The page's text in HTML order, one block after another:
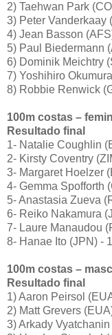
2) Taehwan Park
3) Peter Vanderkaay
4) Jean Basson
5) Paul Biedermann
6) Dominik Meichtry
7) Yoshihiro
8) Robbie Renwick
100m costas –
Resultado final
1- Natalie Coughlin
2- Kirsty Coventry
3- Margaret Hoelzer
4- Gemma Spofforth
5- Anastasia Zueva
6- Reiko Nakamura
7- Laure Manaudou
8- Hanae Ito (JPN) -
100m costas –
Resultado final
1) Aaron Peirsol
2) Matt Grevers
3) Arkady